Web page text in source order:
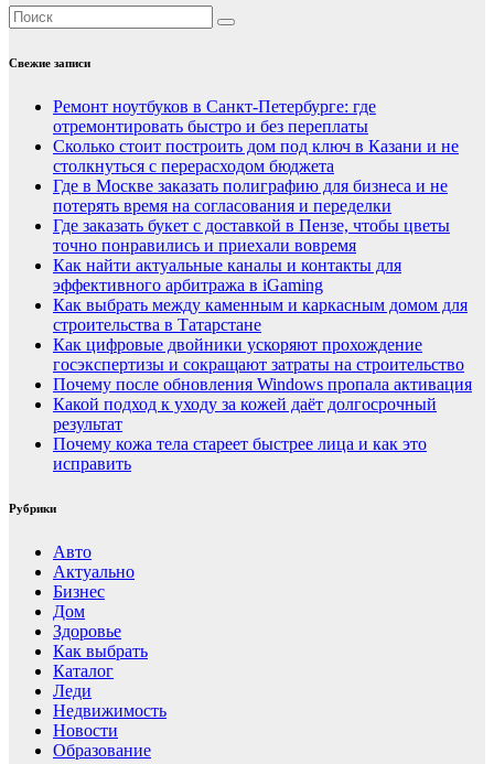
Свежие записи
Ремонт ноутбуков в Санкт-Петербурге: где
отремонтировать быстро и без переплаты
Сколько стоит построить дом под ключ в Казани и не
столкнуться с перерасходом бюджета
Где в Москве заказать полиграфию для бизнеса и не
потерять время на согласования и переделки
Где заказать букет с доставкой в Пензе, чтобы цветы
точно понравились и приехали вовремя
Как найти актуальные каналы и контакты для
эффективного арбитража в iGaming
Как выбрать между каменным и каркасным домом для
строительства в Татарстане
Как цифровые двойники ускоряют прохождение
госэкспертизы и сокращают затраты на строительство
Почему после обновления Windows пропала активация
Какой подход к уходу за кожей даёт долгосрочный
результат
Почему кожа тела стареет быстрее лица и как это
исправить
Рубрики
Авто
Актуально
Бизнес
Дом
Здоровье
Как выбрать
Каталог
Леди
Недвижимость
Новости
Образование